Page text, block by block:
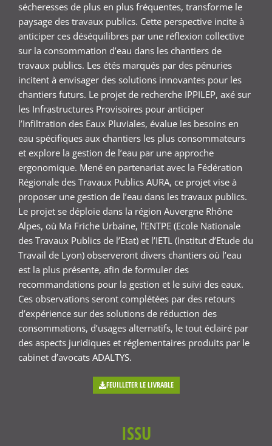
sécheresses de plus en plus fréquentes, transforme le
paysage des travaux publics. Cette perspective incite à
anticiper ces déséquilibres par une réflexion collective
sur la consommation d’eau dans les chantiers de
travaux publics. Les étés marqués par des pénuries
incitent à envisager des solutions innovantes pour les
chantiers futurs. Le projet de recherche IPPILEP, axé sur
les Infrastructures Provisoires pour anticiper
l’Infiltration des Eaux Pluviales, évalue les besoins en
eau spécifiques aux chantiers les plus consommateurs
et explore la gestion de l’eau par une approche
ergonomique. Mené en partenariat avec la Fédération
Régionale des Travaux Publics AURA, ce projet vise à
proposer une gestion de l’eau dans les travaux publics.
Le projet se déploie dans la région Auvergne Rhône
Alpes, où Ma Friche Urbaine, l’ENTPE (Ecole Nationale
des Travaux Publics de l’Etat) et l’IETL (Institut d’Etude du
Travail de Lyon) observeront divers chantiers où l’eau
est la plus présente, afin de formuler des
recommandations pour la gestion et le suivi des eaux.
Ces observations seront complétées par des retours
d’expérience sur des solutions de réduction des
consommations, d’usages alternatifs, le tout éclairé par
des aspects juridiques et réglementaires produits par le
cabinet d’avocats ADALTYS.
FEUILLETER LE LIVRABLE
ISSU